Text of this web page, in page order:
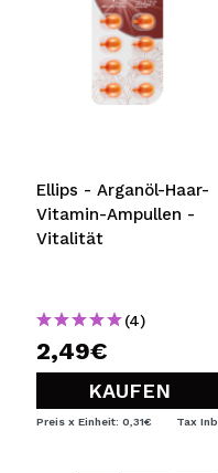
Ellips - Arganöl-Haar-
Vitamin-Ampullen -
Vitalität
(4)
2,49€
KAUFEN
Preis x Einheit: 0,31€ Tax Inb.